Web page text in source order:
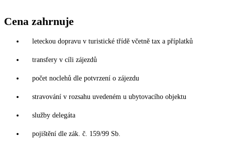
Cena zahrnuje
leteckou dopravu v turistické třídě včetně tax a příplatků
transfery v cíli zájezdů
počet noclehů dle potvrzení o zájezdu
stravování v rozsahu uvedeném u ubytovacího objektu
služby delegáta
pojištění dle zák. č. 159/99 Sb.